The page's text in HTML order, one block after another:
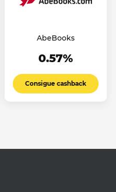
AbeBooks
0.57%
Consigue cashback